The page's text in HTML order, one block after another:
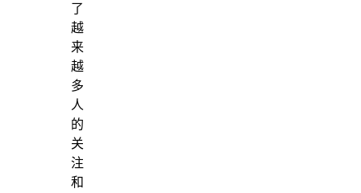
了
越
来
越
多
人
的
关
注
和